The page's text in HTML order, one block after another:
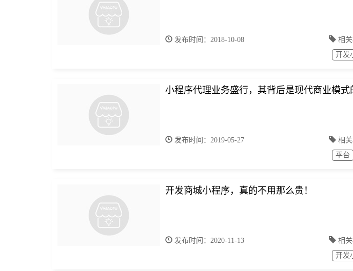
发布时间：2018-10-08 相关
开发
小程序代理业务盛行，其背后是现代商业模式
发布时间：2019-05-27 相关
平台
开发商城小程序，真的不用那么贵！
发布时间：2020-11-13 相关
开发